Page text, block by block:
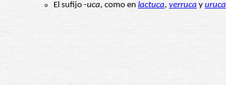
El sufijo -uca, como en lactuca, verruca y uruca